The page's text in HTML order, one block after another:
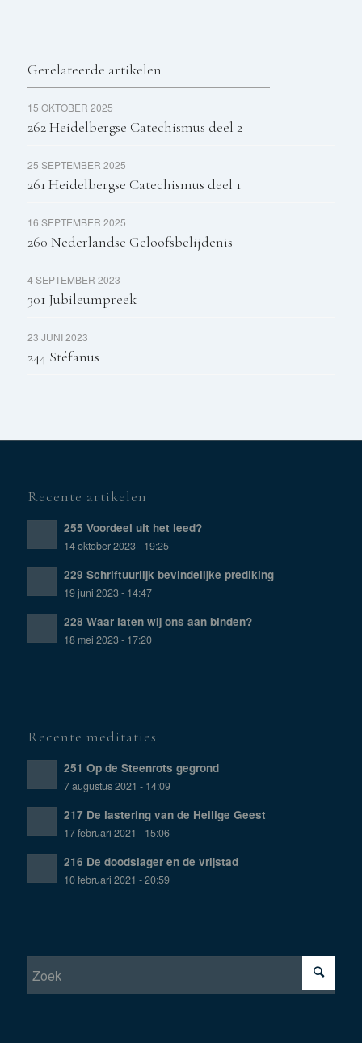
Gerelateerde artikelen
15 OKTOBER 2025
262 Heidelbergse Catechismus deel 2
25 SEPTEMBER 2025
261 Heidelbergse Catechismus deel 1
16 SEPTEMBER 2025
260 Nederlandse Geloofsbelijdenis
4 SEPTEMBER 2023
301 Jubileumpreek
23 JUNI 2023
244 Stéfanus
Recente artikelen
255 Voordeel uit het leed?
14 oktober 2023 - 19:25
229 Schriftuurlijk bevindelijke prediking
19 juni 2023 - 14:47
228 Waar laten wij ons aan binden?
18 mei 2023 - 17:20
Recente meditaties
251 Op de Steenrots gegrond
7 augustus 2021 - 14:09
217 De lastering van de Heilige Geest
17 februari 2021 - 15:06
216 De doodslager en de vrijstad
10 februari 2021 - 20:59